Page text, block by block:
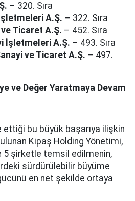
– 320. Sıra
A.Ş. – 322. Sıra
Ticaret A.Ş. – 452. Sıra
İşletmeleri A.Ş. – 493. Sıra
ve Ticaret A.Ş. – 497.
ve Değer Yaratmaya Devam
bu büyük başarıya ilişkin
Kipaş Holding Yönetimi,
5 şirketle temsil edilmenin,
sürdürülebilir büyüme
en net şekilde ortaya